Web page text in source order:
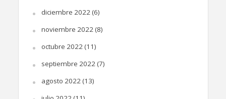
diciembre 2022(6)
noviembre 2022(8)
octubre 2022(11)
septiembre 2022(7)
agosto 2022(13)